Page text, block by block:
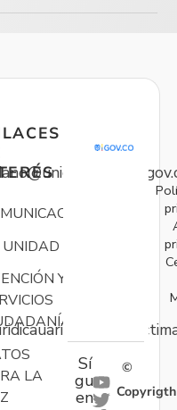
Y
LA
Sí
gu
en
©
Copyrigth